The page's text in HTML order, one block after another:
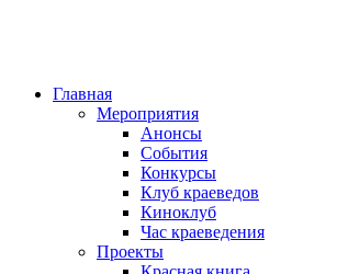
Главная
Мероприятия
Анонсы
События
Конкурсы
Клуб краеведов
Киноклуб
Час краеведения
Проекты